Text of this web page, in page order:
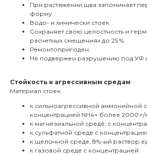
При растяжении шва запоминает
форму.
Водо- и химически стоек.
Сохраняет свою целостность и
расчетных смещениях до 25 %.
Ремонтопригоден.
Не подвержен разрушению под УФ
Стойкость к агрессивным средам
Материал стоек:
к сильноагрессивной аммонийной
концентрацией NH4+ более 2000 г/
к магнезиальной среде, с
к сульфатной среде с
к щелочной среде, 8%-ый раствор
к газовой среде с концентрацией: